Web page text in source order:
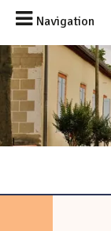
Navigation